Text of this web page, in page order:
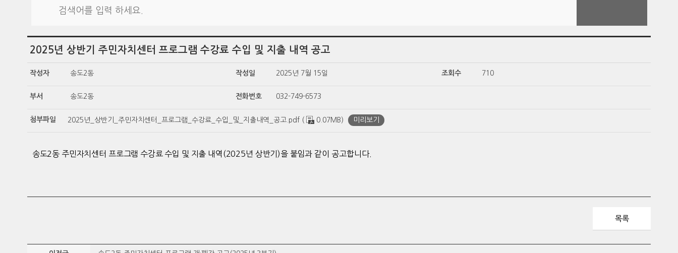
2025년 상반기 주민자치센터 프로그램 수강료 수입 및 지출 내역 공고
작성자 송도2동 작성일 2025년 7월 15일 조회수 710
부서 송도2동 전화번호 032-749-6573
첨부파일 2025년_상반기_주민자치센터_프로그램_수강료_수입_및_지출내역_공고.pdf ( 0.07MB) 미리보기
송도2동 주민자치센터 프로그램 수강료 수입 및 지출 내역(2025년 상반기)을 붙임과 같이 공고합니다.
목록